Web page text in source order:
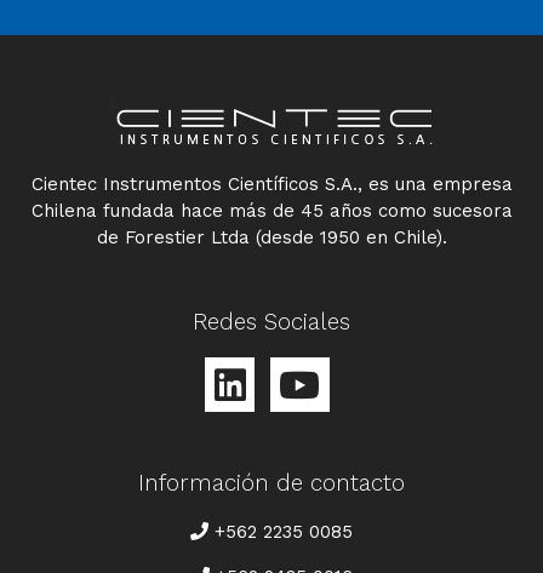
Cientec Instrumentos Científicos S.A., es una empresa
Chilena fundada hace más de 45 años como sucesora
de Forestier Ltda (desde 1950 en Chile).
Redes Sociales
Información de contacto
TELÉFONO
+562 2235 0085